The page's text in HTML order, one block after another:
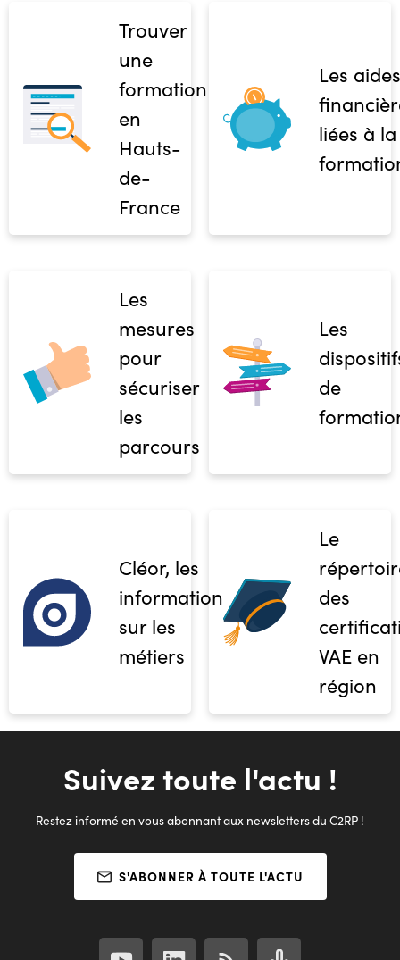
Trouver
une
formation
en
Hauts-
de-
France
Les aides
liées à la
Les
mesures
pour
sécuriser
les
parcours
Les
de
Cléor, les
informations
sur les
métiers
Le
des
VAE en
région
Suivez toute l'actu !
Restez informé en vous abonnant aux newsletters du C2RP !
S'ABONNER À TOUTE L'ACTU